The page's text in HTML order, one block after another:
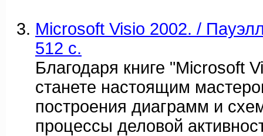
Microsoft Visio 2002. /
512 c.
Благодаря книге "Microsoft
станете настоящим
построения диаграмм и
процессы деловой